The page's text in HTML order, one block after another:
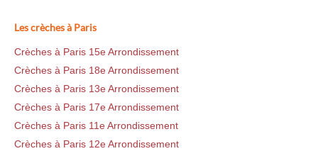
Les crèches à Paris
Crèches à Paris 15e Arrondissement
Crèches à Paris 18e Arrondissement
Crèches à Paris 13e Arrondissement
Crèches à Paris 17e Arrondissement
Crèches à Paris 11e Arrondissement
Crèches à Paris 12e Arrondissement